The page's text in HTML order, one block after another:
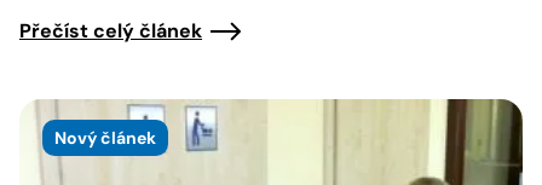
Přečíst celý článek
Nový článek